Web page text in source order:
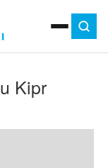
Kipr